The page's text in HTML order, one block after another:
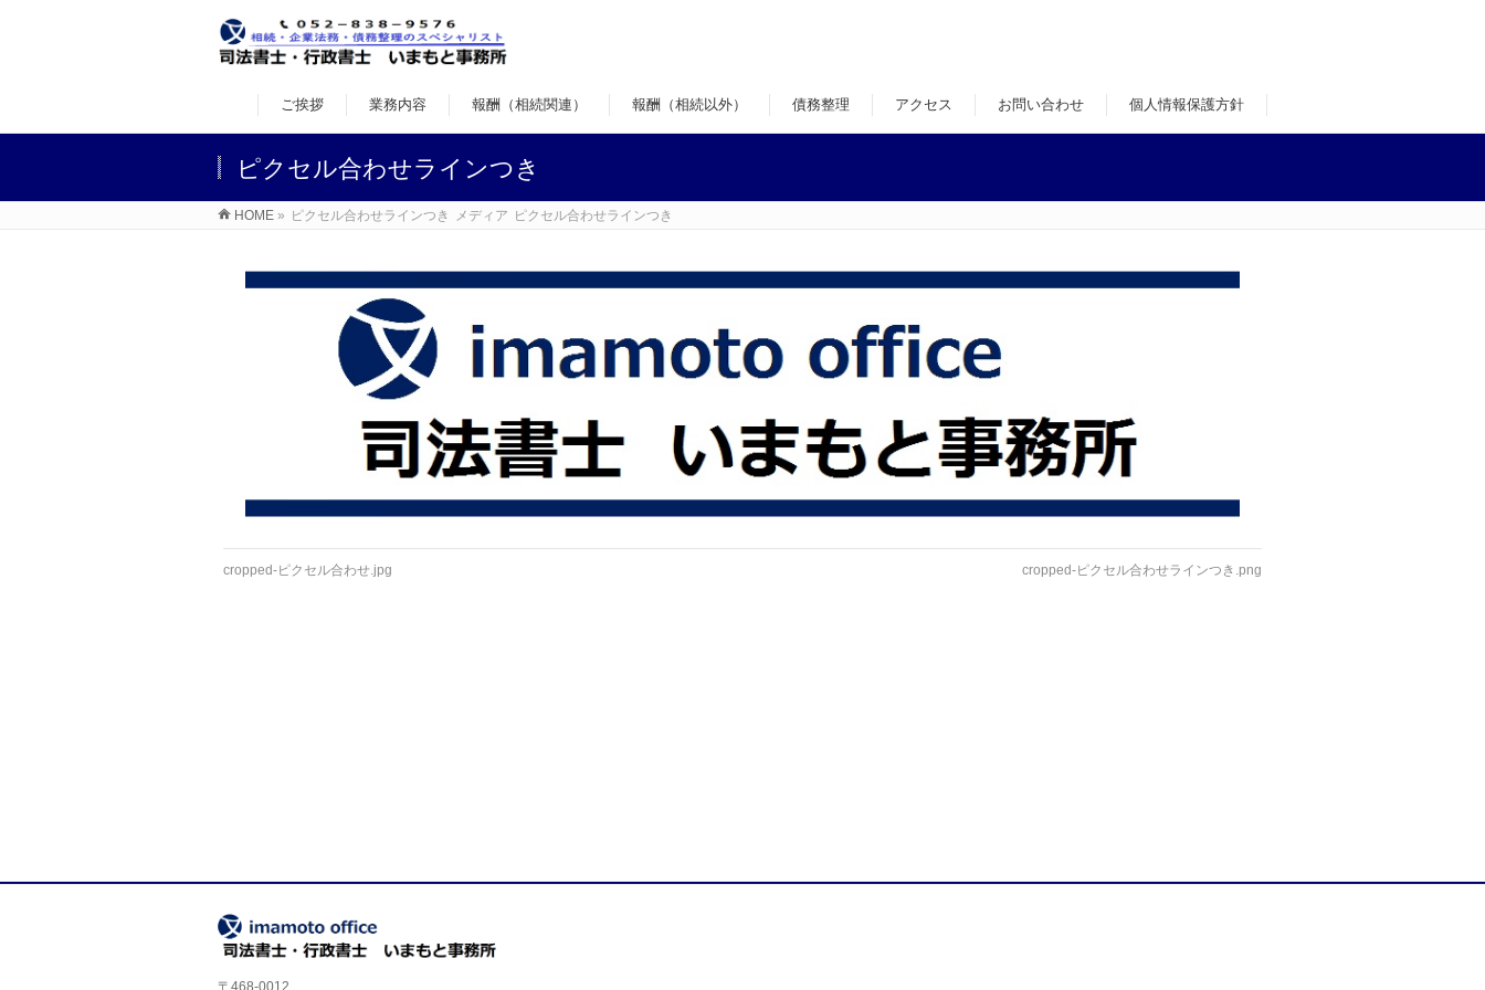
ご挨拶 業務内容 報酬（相続関連） 報酬（相続以外） 債務整理 アクセス お問い合わせ 個人情報保護方針
ピクセル合わせラインつき
HOME » ピクセル合わせラインつき メディア ピクセル合わせラインつき
cropped-ピクセル合わせ.jpg cropped-ピクセル合わせラインつき.png
〒468-0012